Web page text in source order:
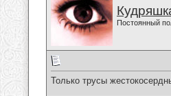
Постоянный
Только трусы